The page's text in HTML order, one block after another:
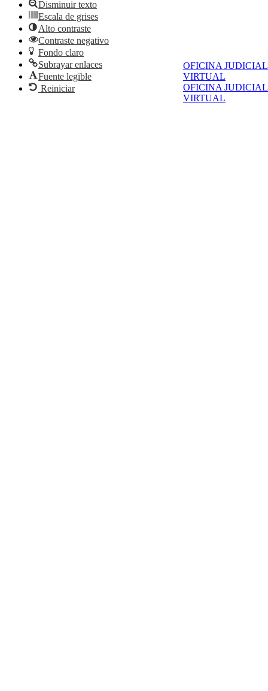
OFICINA JUDICIAL
VIRTUAL
OFICINA JUDICIAL
VIRTUAL
Disminuir texto
Escala de grises
Alto contraste
Contraste negativo
Fondo claro
Subrayar enlaces
Fuente legible
Reiniciar